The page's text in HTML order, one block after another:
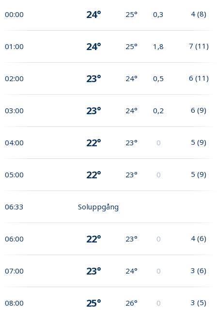
00:00 24° 25° 0,3 4 (8)
01:00 24° 25° 1,8 7 (11)
02:00 23° 24° 0,5 6 (11)
03:00 23° 24° 0,2 6 (9)
04:00 22° 23° 0 5 (9)
05:00 22° 23° 0 5 (9)
06:33 Soluppgång
06:00 22° 23° 0 4 (6)
07:00 23° 24° 0 3 (6)
08:00 25° 26° 0 3 (5)